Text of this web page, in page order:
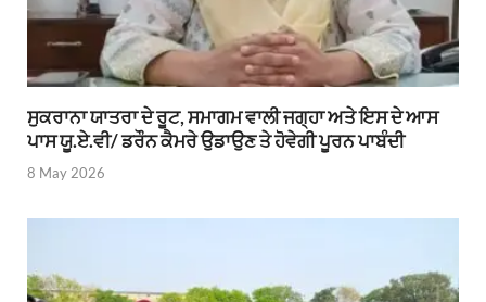
ਸੁਕਰਾਨਾ ਯਾਤਰਾ ਦੇ ਰੂਟ, ਸਮਾਗਮ ਵਾਲੀ ਜਗ੍ਹਾ ਅਤੇ ਇਸ ਦੇ ਆਸ
ਪਾਸ ਯੂ.ਏ.ਵੀ/ ਡਰੌਨ ਕੈਮਰੇ ਉਡਾਉਣ ਤੇ ਹੋਵੇਗੀ ਪੂਰਨ ਪਾਬੰਦੀ
8 May 2026